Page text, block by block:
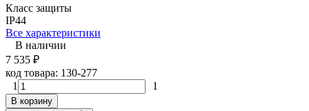
Класс защиты
IP44
Все характеристики
В наличии
7 535 ₽
код товара: 130-277
1
1
В корзину